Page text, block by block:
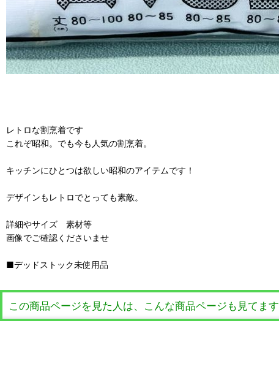
レトロな割烹着です
これぞ昭和。でも今も人気の割烹着。
キッチンにひとつは欲しい昭和のアイテムです！
デザインもレトロでとっても素敵。
詳細やサイズ 素材等
画像でご確認くださいませ
■デッドストック未使用品
この商品ページを見た人は、こんな商品ページも見てます